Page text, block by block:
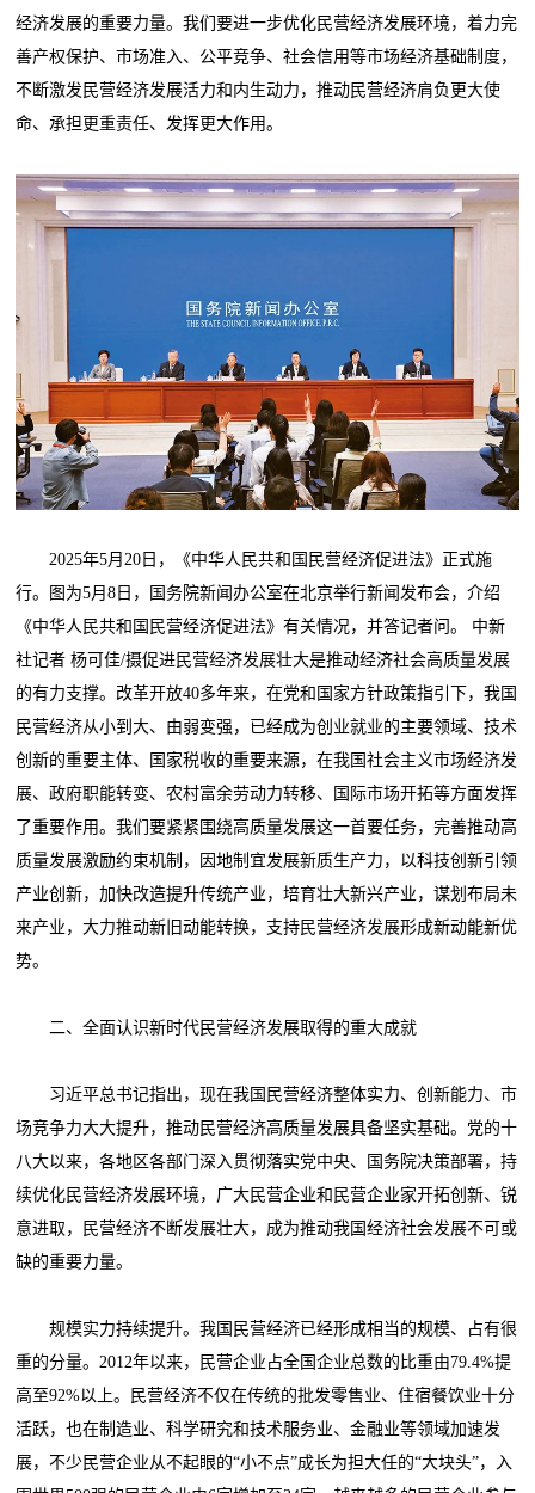
经济发展的重要力量。我们要进一步优化民营经济发展环境，着力完
善产权保护、市场准入、公平竞争、社会信用等市场经济基础制度，
不断激发民营经济发展活力和内生动力，推动民营经济肩负更大使
命、承担更重责任、发挥更大作用。
2025年5月20日，《中华人民共和国民营经济促进法》正式施
行。图为5月8日，国务院新闻办公室在北京举行新闻发布会，介绍
《中华人民共和国民营经济促进法》有关情况，并答记者问。 中新
社记者 杨可佳/摄促进民营经济发展壮大是推动经济社会高质量发展
的有力支撑。改革开放40多年来，在党和国家方针政策指引下，我国
民营经济从小到大、由弱变强，已经成为创业就业的主要领域、技术
创新的重要主体、国家税收的重要来源，在我国社会主义市场经济发
展、政府职能转变、农村富余劳动力转移、国际市场开拓等方面发挥
了重要作用。我们要紧紧围绕高质量发展这一首要任务，完善推动高
质量发展激励约束机制，因地制宜发展新质生产力，以科技创新引领
产业创新，加快改造提升传统产业，培育壮大新兴产业，谋划布局未
来产业，大力推动新旧动能转换，支持民营经济发展形成新动能新优
势。
二、全面认识新时代民营经济发展取得的重大成就
习近平总书记指出，现在我国民营经济整体实力、创新能力、市
场竞争力大大提升，推动民营经济高质量发展具备坚实基础。党的十
八大以来，各地区各部门深入贯彻落实党中央、国务院决策部署，持
续优化民营经济发展环境，广大民营企业和民营企业家开拓创新、锐
意进取，民营经济不断发展壮大，成为推动我国经济社会发展不可或
缺的重要力量。
规模实力持续提升。我国民营经济已经形成相当的规模、占有很
重的分量。2012年以来，民营企业占全国企业总数的比重由79.4%提
高至92%以上。民营经济不仅在传统的批发零售业、住宿餐饮业十分
活跃，也在制造业、科学研究和技术服务业、金融业等领域加速发
展，不少民营企业从不起眼的“小不点”成长为担大任的“大块头”，入